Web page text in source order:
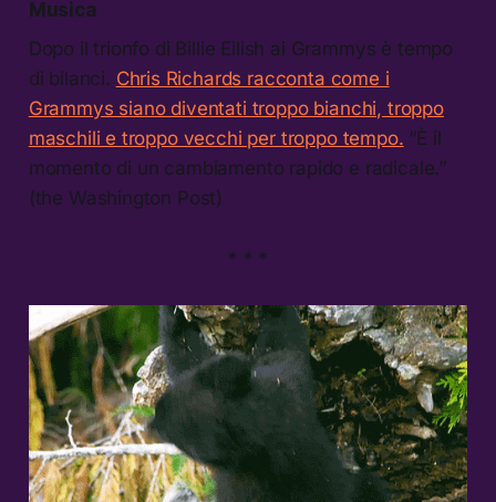
Musica
Dopo il trionfo di Billie Eilish ai Grammys è tempo
di bilanci. Chris Richards racconta come i
Grammys siano diventati troppo bianchi, troppo
maschili e troppo vecchi per troppo tempo. “È il
momento di un cambiamento rapido e radicale.”
(the Washington Post)
* * *